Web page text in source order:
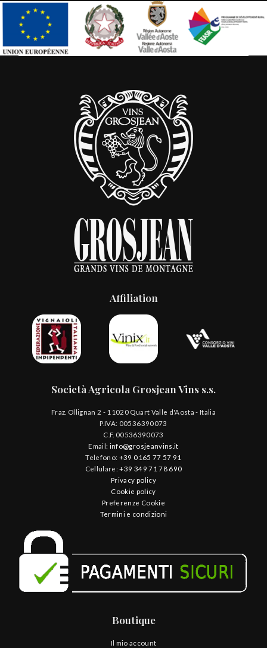
Affiliation
Società Agricola Grosjean Vins s.s.
Fraz. Ollignan 2 - 11020 Quart Valle d'Aosta - Italia
P.IVA: 00536390073
C.F. 00536390073
Email: info@grosjeanvins.it
Telefono: +39 0165 77 57 91
Cellulare: +39 349 71 78 690
Privacy policy
Cookie policy
Preferenze Cookie
Termini e condizioni
Boutique
Il mio account